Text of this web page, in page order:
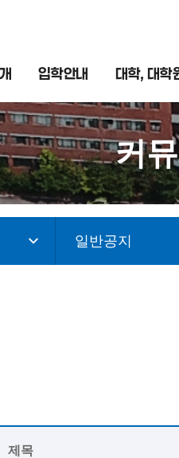
입학안내 대학, 대학
커
일반공지
제목